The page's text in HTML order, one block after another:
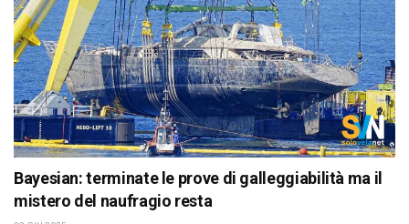
Bayesian: terminate le prove di galleggiabilità ma il
mistero del naufragio resta